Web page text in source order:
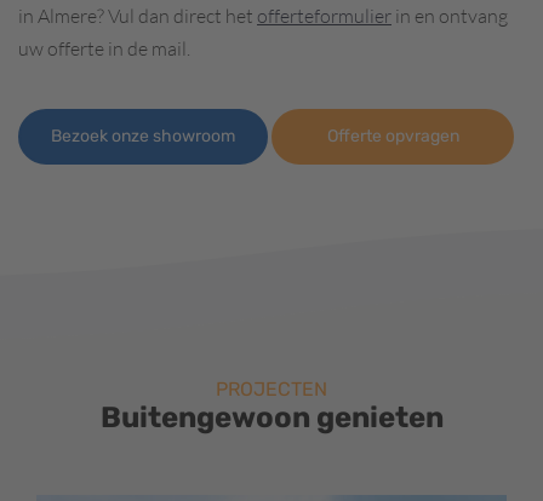
in Almere? Vul dan direct het offerteformulier in en ontvang
uw offerte in de mail.
Bezoek onze showroom Offerte opvragen
PROJECTEN
Buitengewoon genieten